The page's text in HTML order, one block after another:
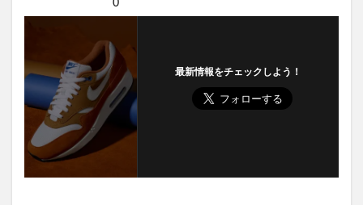
最新情報をチェックしよう！